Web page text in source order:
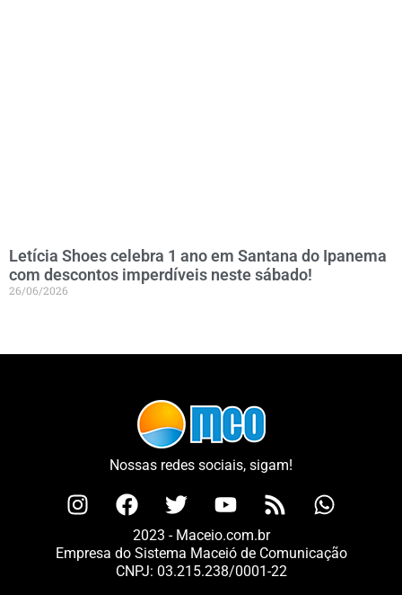
Letícia Shoes celebra 1 ano em Santana do Ipanema
com descontos imperdíveis neste sábado!
26/06/2026
Nossas redes sociais, sigam!
2023 - Maceio.com.br
Empresa do Sistema Maceió de Comunicação
CNPJ: 03.215.238/0001-22